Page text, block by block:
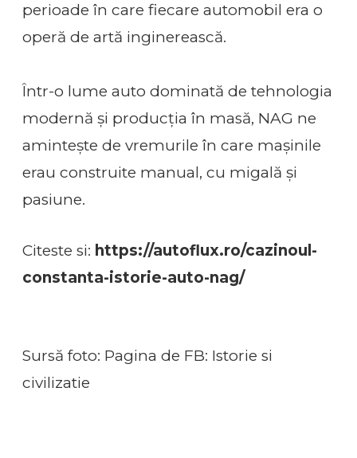
perioade în care fiecare automobil era o
operă de artă inginerească.
Într-o lume auto dominată de tehnologia
modernă și producția în masă, NAG ne
amintește de vremurile în care mașinile
erau construite manual, cu migală și
pasiune.
Citeste si: https://autoflux.ro/cazinoul-
constanta-istorie-auto-nag/
Sursă foto: Pagina de FB: Istorie si
civilizatie